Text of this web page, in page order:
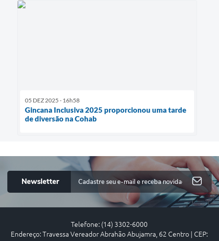
05 DEZ 2025 - 16h58
Gincana Inclusiva 2025 proporcionou uma tarde
de diversão na Cohab
Newsletter
Telefone: (14) 3302-6000
Endereço: Travessa Vereador Abrahão Abujamra, 62 Centro | CEP: